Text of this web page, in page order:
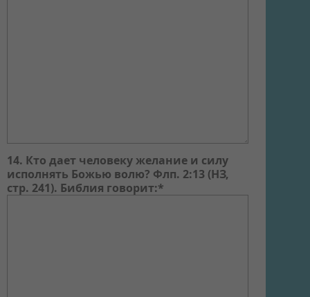
14. Кто дает человеку желание и силу
исполнять Божью волю? Флп. 2:13 (НЗ,
стр. 241). Библия говорит:*